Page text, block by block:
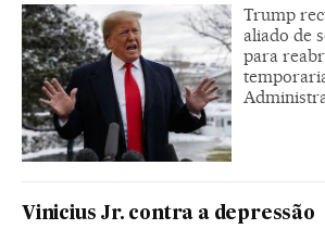
Trump
aliado de
para
Vinicius Jr. contra a depressão